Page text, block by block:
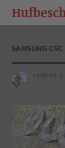
SAMSUNG CSC
JANUAR